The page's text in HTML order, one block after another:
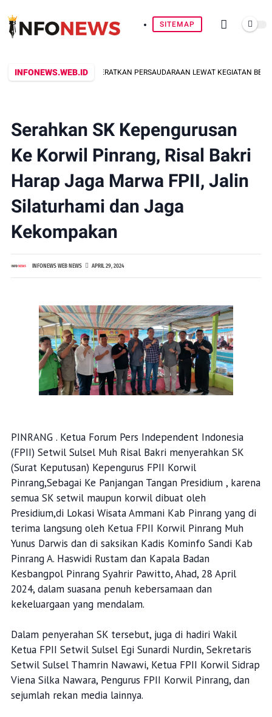
SITEMAP
INFONEWS.WEB.ID
BANTENG KOTA ERATKAN PERSAUDARAAN LEWAT KEGIATAN BERSAMA
Serahkan SK Kepengurusan
Ke Korwil Pinrang, Risal Bakri
Harap Jaga Marwa FPII, Jalin
Silaturhami dan Jaga
Kekompakan
INFONEWS WEB NEWS APRIL 29, 2024
PINRANG . Ketua Forum Pers Independent Indonesia
(FPII) Setwil Sulsel Muh Risal Bakri menyerahkan SK
(Surat Keputusan) Kepengurus FPII Korwil
Pinrang,Sebagai Ke Panjangan Tangan Presidium , karena
semua SK setwil maupun korwil dibuat oleh
Presidium,di Lokasi Wisata Ammani Kab Pinrang yang di
terima langsung oleh Ketua FPII Korwil Pinrang Muh
Yunus Darwis dan di saksikan Kadis Kominfo Sandi Kab
Pinrang A. Haswidi Rustam dan Kapala Badan
Kesbangpol Pinrang Syahrir Pawitto, Ahad, 28 April
2024, dalam suasana penuh kebersamaan dan
kekeluargaan yang mendalam.
Dalam penyerahan SK tersebut, juga di hadiri Wakil
Ketua FPII Setwil Sulsel Egi Sunardi Nurdin, Sekretaris
Setwil Sulsel Thamrin Nawawi, Ketua FPII Korwil Sidrap
Viena Silka Nawara, Pengurus FPII Korwil Pinrang, dan
sejumlah rekan media lainnya.